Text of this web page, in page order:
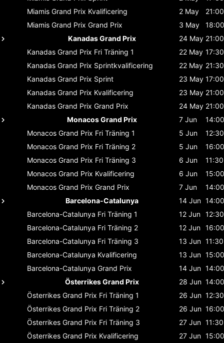
Miamis Grand Prix Kvalificering 2 May
21:00
Miamis Grand Prix Grand Prix 3 May
18:00
Kanadas Grand Prix
24 May 21:00
Kanadas Grand Prix Fri Träning 1 22 May 17:30
Kanadas Grand Prix Sprintkvalificering 22 May 21:30
Kanadas Grand Prix Sprint 23 May 17:00
Kanadas Grand Prix Kvalificering 23 May 21:00
Kanadas Grand Prix Grand Prix 24 May 21:00
Monacos Grand Prix
7 Jun
14:00
Monacos Grand Prix Fri Träning 1 5 Jun
12:30
Monacos Grand Prix Fri Träning 2 5 Jun
16:00
Monacos Grand Prix Fri Träning 3 6 Jun
11:30
Monacos Grand Prix Kvalificering 6 Jun
15:00
Monacos Grand Prix Grand Prix 7 Jun
14:00
Barcelona-Catalunya
14 Jun 14:00
Barcelona-Catalunya Fri Träning 1 12 Jun 12:30
Barcelona-Catalunya Fri Träning 2 12 Jun 16:00
Barcelona-Catalunya Fri Träning 3 13 Jun 11:30
Barcelona-Catalunya Kvalificering 13 Jun 15:00
Barcelona-Catalunya Grand Prix 14 Jun 14:00
Österrikes Grand Prix
28 Jun 14:00
Österrikes Grand Prix Fri Träning 1 26 Jun 12:30
Österrikes Grand Prix Fri Träning 2 26 Jun 16:00
Österrikes Grand Prix Fri Träning 3 27 Jun 11:30
Österrikes Grand Prix Kvalificering 27 Jun 15:00